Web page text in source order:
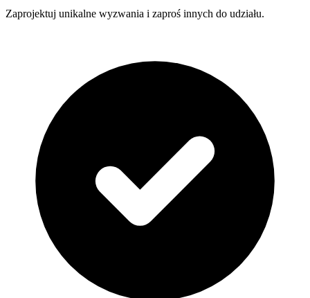
Zaprojektuj unikalne wyzwania i zaproś innych do udziału.